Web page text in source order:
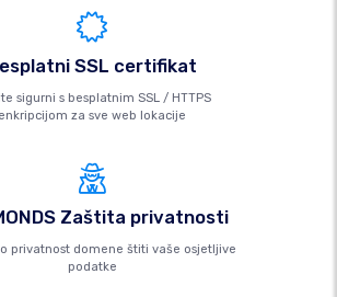
SSL certifikat
sigurni s besplatnim SSL / HTTPS
enkripcijom za sve web lokacije
Zaštita privatnosti
privatnost domene štiti vaše osjetljive
podatke